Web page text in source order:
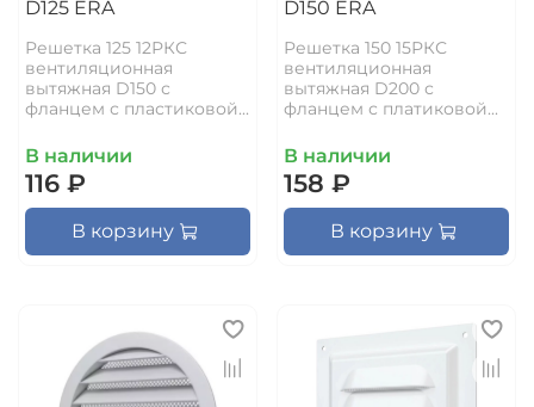
D125 ERA
Решетка 125 12РКС
вентиляционная
вытяжная D150 с
фланцем с пластиковой...
В наличии
116 ₽
В корзину
D150 ERA
Решетка 150 15РКС
вентиляционная
вытяжная D200 с
фланцем с платиковой...
В наличии
158 ₽
В корзину